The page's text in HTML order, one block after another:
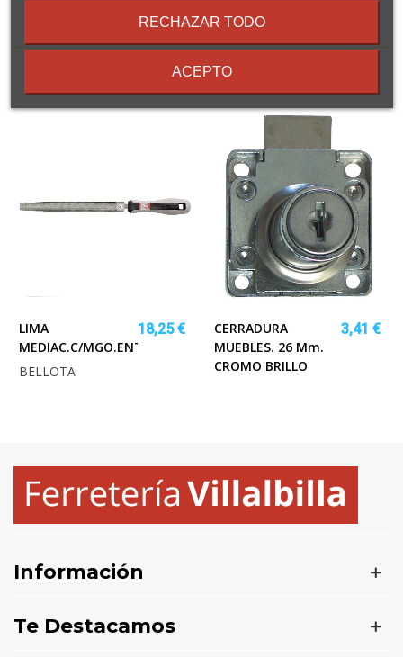
16 Otros Productos En La
Misma Categoría:
LIMA
MEDIAC.C/MGO.ENTREF.6"BELLOTA
18,25 €
BELLOTA
CERRADURA
MUEBLES. 26 Mm.
CROMO BRILLO
3,41 €
Información
Te Destacamos
términos
condiciones
RECHAZAR TODO
ACEPTO